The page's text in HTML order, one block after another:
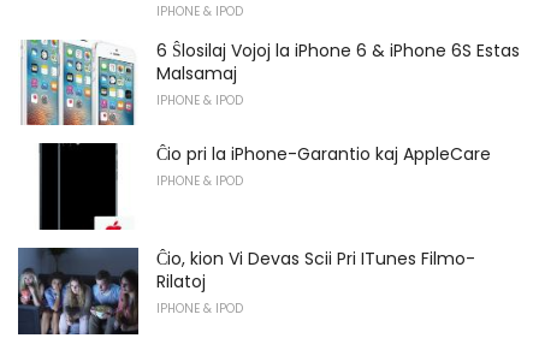
IPHONE & IPOD
6 Ŝlosilaj Vojoj la iPhone 6 & iPhone 6S Estas
Malsamaj
IPHONE & IPOD
Ĉio pri la iPhone-Garantio kaj AppleCare
IPHONE & IPOD
Ĉio, kion Vi Devas Scii Pri ITunes Filmo-
Rilatoj
IPHONE & IPOD